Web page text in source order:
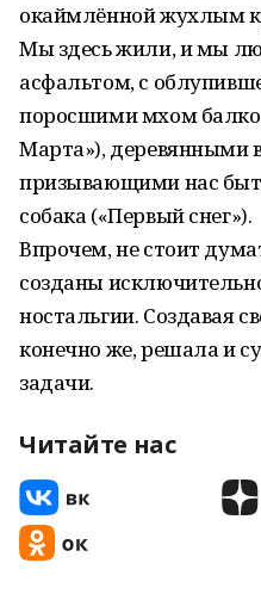
окаймлённой жухлым
Мы здесь жили, и мы
асфальтом, с
поросшими мхом
Марта»), деревянными
призывающими нас
собака («Первый снег»).
Впрочем, не стоит
созданы
ностальгии. Создавая
конечно же, решала и
задачи.
Читайте нас